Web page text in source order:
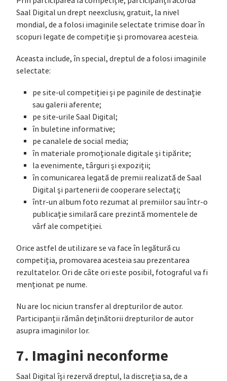
Saal Digital un drept neexclusiv, gratuit, la nivel
mondial, de a folosi imaginile selectate trimise doar în
scopuri legate de competiție și promovarea acesteia.
Aceasta include, în special, dreptul de a folosi imaginile
selectate:
pe site-ul competiției și pe paginile de destinație
sau galerii aferente;
pe site-urile Saal Digital;
în buletine informative;
pe canalele de social media;
în materiale promoționale digitale și tipărite;
la evenimente, târguri și expoziții;
în comunicarea legată de premii realizată de Saal
Digital și partenerii de cooperare selectați;
într-un album foto rezumat al premiilor sau într-o
publicație similară care prezintă momentele de
vârf ale competiției.
Orice astfel de utilizare se va face în legătură cu
competiția, promovarea acesteia sau prezentarea
rezultatelor. Ori de câte ori este posibil, fotograful va fi
menționat pe nume.
Nu are loc niciun transfer al drepturilor de autor.
Participanții rămân deținătorii drepturilor de autor
asupra imaginilor lor.
7. Imagini neconforme
Saal Digital își rezervă dreptul, la discreția sa, de a